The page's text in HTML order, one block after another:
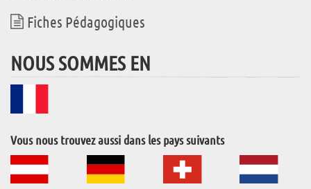
Fiches Pédagogiques
NOUS SOMMES EN
Vous nous trouvez aussi dans les pays suivants